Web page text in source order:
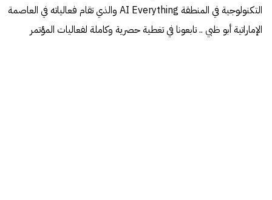
التكنولوجية في المنطقة AI Everything والذي تقام فعالياته في العاصمة
الإماراتية أبو ظبي .. تابعونا في تغطية حصرية وكاملة لفعاليات المؤتمر